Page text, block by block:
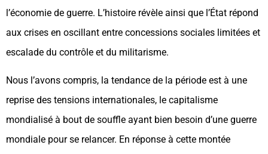
l’économie de guerre. L’histoire révèle ainsi que l’État répond
aux crises en oscillant entre concessions sociales limitées et
escalade du contrôle et du militarisme.
Nous l’avons compris, la tendance de la période est à une
reprise des tensions internationales, le capitalisme
mondialisé à bout de souffle ayant bien besoin d’une guerre
mondiale pour se relancer. En réponse à cette montée